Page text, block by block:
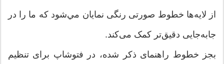
از لایه‌ها خطوط صورتی رنگی نمایان مي‌شود كه ما را در
جابه‌جایی دقیق‌تر کمک می‌كند.
بجز خطوط راهنمای ذکر شده، در فتوشاپ برای تنظیم